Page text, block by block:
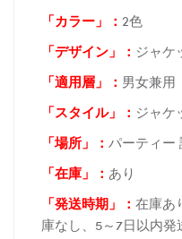
「カラー」： 2色
「デザイン」
： ジャケ
「適用層」： 男女兼用
「スタイル」： ジャケ
「場所 」： パーティー
「在庫 」： あり
「発送時期 」： 在庫あ
庫なし、5～7日以内発